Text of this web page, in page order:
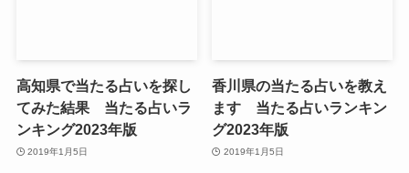
高知県で当たる占いを探し
てみた結果 当たる占いラ
ンキング2023年版
2019年1月5日
香川県の当たる占いを教え
ます 当たる占いランキン
グ2023年版
2019年1月5日